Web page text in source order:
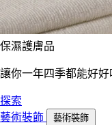
保濕護膚品
讓你一年四季都能好好
探索
藝術裝飾
藝術裝飾